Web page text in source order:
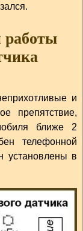
работы
и
препятствие,
ближе 2
телефонной
установлены в